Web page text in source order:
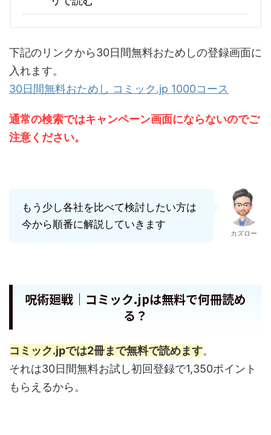
下記のリンクから30日間無料おためしの登録画面に
入れます。
30日間無料おためし コミック.jp 1000コース
通常の検索ではキャンペーン画面にならないのでご
注意ください。
もう少し各社を比べて検討したい方は
今から順番に解説していきます
カズロー
呪術廻戦｜コミック.jpは無料で何冊読め
る？
コミック.jpでは2冊まで無料で読めます。
それは30日間無料お試し初回登録で1,350ポイント
もらえるから。